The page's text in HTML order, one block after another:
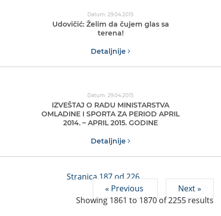
Datum: 29.04.2015
Udovičić: Želim da čujem glas sa
terena!
Detaljnije
Datum: 29.04.2015
IZVEŠTAJ O RADU MINISTARSTVA
OMLADINE I SPORTA ZA PERIOD APRIL
2014. – APRIL 2015. GODINE
Detaljnije
Stranica 187 od 226
« Previous
Next »
Showing1861to1870of2255results